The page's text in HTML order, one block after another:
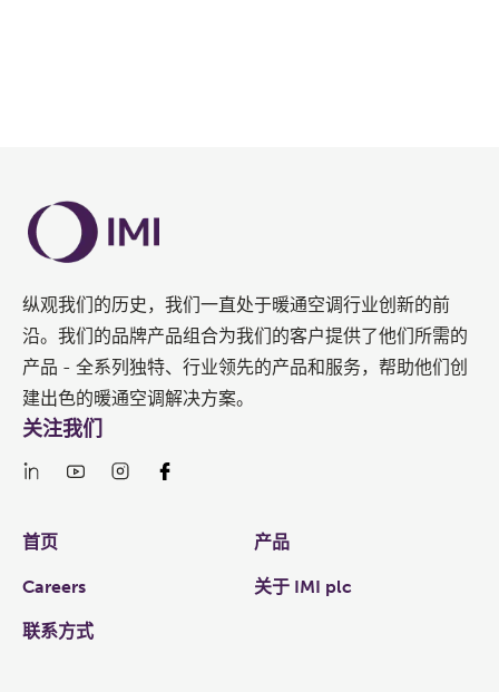
纵观我们的历史，我们一直处于暖通空调行业创新的前
沿。我们的品牌产品组合为我们的客户提供了他们所需的
产品 - 全系列独特、行业领先的产品和服务，帮助他们创
建出色的暖通空调解决方案。
Links
首页 产品
Careers 关于 IMI plc
联系方式
关注我们